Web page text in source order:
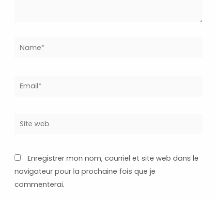
Name*
Email*
Site
Enregistrer mon nom, courriel et site web dans le
navigateur pour la prochaine fois que je
commenterai.